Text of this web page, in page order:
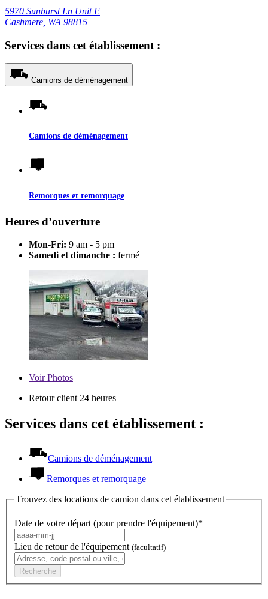
5970 Sunburst Ln Unit E
Cashmere, WA 98815
Services dans cet établissement :
Camions de déménagement
Camions de déménagement
Remorques et remorquage
Heures d’ouverture
Mon-Fri: 9 am - 5 pm
Samedi et dimanche : fermé
VoirPhotos
Retour client 24 heures
Services dans cet établissement :
Camions de déménagement
Remorques et remorquage
Trouvez des locations de camion dans cet établissement
Date de votre départ (pour prendre l'équipement)*
Lieu de retour de l'équipement (facultatif)
Recherche